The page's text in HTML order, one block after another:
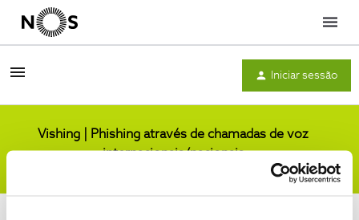
Menu
Iniciar sessão
Vishing | Phishing através de chamadas de voz
internacionais/nacionais